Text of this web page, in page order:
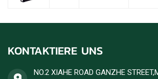
KONTAKTIERE UNS
NO.2 XIAHE ROAD GANZHE